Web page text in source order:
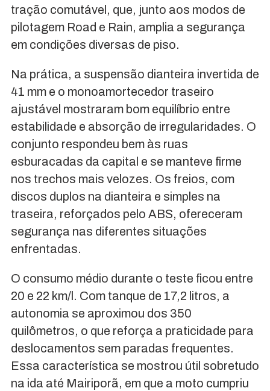
tração comutável, que, junto aos modos de
pilotagem Road e Rain, amplia a segurança
em condições diversas de piso.
Na prática, a suspensão dianteira invertida de
41 mm e o monoamortecedor traseiro
ajustável mostraram bom equilíbrio entre
estabilidade e absorção de irregularidades. O
conjunto respondeu bem às ruas
esburacadas da capital e se manteve firme
nos trechos mais velozes. Os freios, com
discos duplos na dianteira e simples na
traseira, reforçados pelo ABS, ofereceram
segurança nas diferentes situações
enfrentadas.
O consumo médio durante o teste ficou entre
20 e 22 km/l. Com tanque de 17,2 litros, a
autonomia se aproximou dos 350
quilômetros, o que reforça a praticidade para
deslocamentos sem paradas frequentes.
Essa característica se mostrou útil sobretudo
na ida até Mairiporã, em que a moto cumpriu